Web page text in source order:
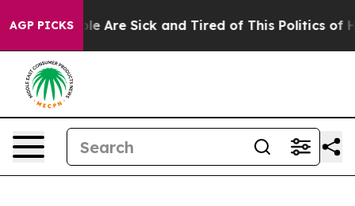
AGP PICKS
“People Are Sick and Tired of This Politics of